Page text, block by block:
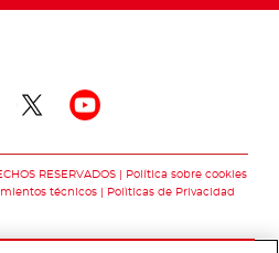
RESERVADOS
Política sobre cookies
técnicos Polìticas de Privacidad